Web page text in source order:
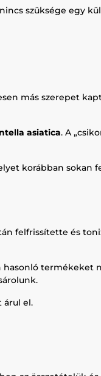
szüksége egy
más szerepet
asiatica. A
korábban sokan
felfrissítette és
hasonló termékeket
árul el.